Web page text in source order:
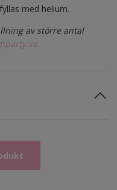
med helium.
av större antal
.